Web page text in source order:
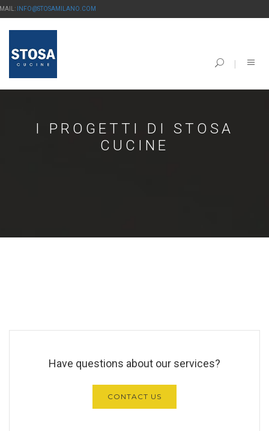
INFO@STOSAMILANO.COM
I PROGETTI DI STOSA
CUCINE
Have questions about our services?
CONTACT US